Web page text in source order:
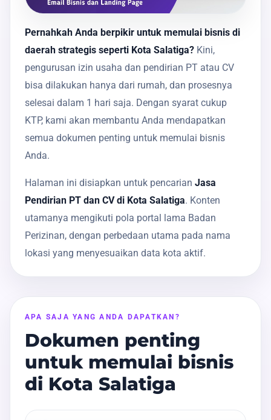
Pernahkah Anda berpikir untuk memulai bisnis di
daerah strategis seperti Kota Salatiga? Kini,
pengurusan izin usaha dan pendirian PT atau CV
bisa dilakukan hanya dari rumah, dan prosesnya
selesai dalam 1 hari saja. Dengan syarat cukup
KTP, kami akan membantu Anda mendapatkan
semua dokumen penting untuk memulai bisnis
Anda.
Halaman ini disiapkan untuk pencarian Jasa
Pendirian PT dan CV di Kota Salatiga. Konten
utamanya mengikuti pola portal lama Badan
Perizinan, dengan perbedaan utama pada nama
lokasi yang menyesuaikan data kota aktif.
APA SAJA YANG ANDA DAPATKAN?
Dokumen penting
untuk memulai bisnis
di Kota Salatiga